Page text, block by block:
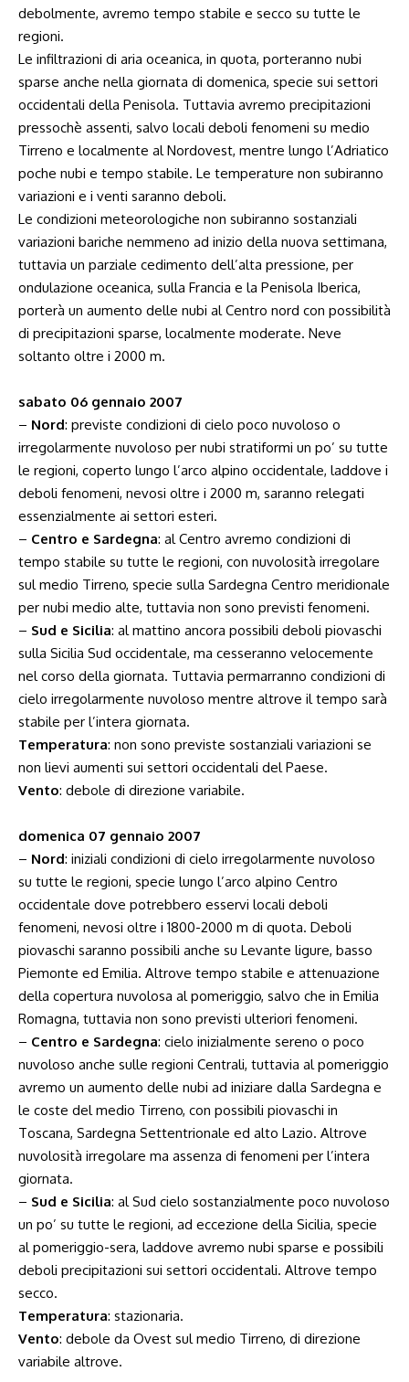
debolmente, avremo tempo stabile e secco su tutte le
regioni.
Le infiltrazioni di aria oceanica, in quota, porteranno nubi
sparse anche nella giornata di domenica, specie sui settori
occidentali della Penisola. Tuttavia avremo precipitazioni
pressochè assenti, salvo locali deboli fenomeni su medio
Tirreno e localmente al Nordovest, mentre lungo l’Adriatico
poche nubi e tempo stabile. Le temperature non subiranno
variazioni e i venti saranno deboli.
Le condizioni meteorologiche non subiranno sostanziali
variazioni bariche nemmeno ad inizio della nuova settimana,
tuttavia un parziale cedimento dell’alta pressione, per
ondulazione oceanica, sulla Francia e la Penisola Iberica,
porterà un aumento delle nubi al Centro nord con possibilità
di precipitazioni sparse, localmente moderate. Neve
soltanto oltre i 2000 m.
sabato 06 gennaio 2007
– Nord: previste condizioni di cielo poco nuvoloso o
irregolarmente nuvoloso per nubi stratiformi un po’ su tutte
le regioni, coperto lungo l’arco alpino occidentale, laddove i
deboli fenomeni, nevosi oltre i 2000 m, saranno relegati
essenzialmente ai settori esteri.
– Centro e Sardegna: al Centro avremo condizioni di
tempo stabile su tutte le regioni, con nuvolosità irregolare
sul medio Tirreno, specie sulla Sardegna Centro meridionale
per nubi medio alte, tuttavia non sono previsti fenomeni.
– Sud e Sicilia: al mattino ancora possibili deboli piovaschi
sulla Sicilia Sud occidentale, ma cesseranno velocemente
nel corso della giornata. Tuttavia permarranno condizioni di
cielo irregolarmente nuvoloso mentre altrove il tempo sarà
stabile per l’intera giornata.
Temperatura: non sono previste sostanziali variazioni se
non lievi aumenti sui settori occidentali del Paese.
Vento: debole di direzione variabile.
domenica 07 gennaio 2007
– Nord: iniziali condizioni di cielo irregolarmente nuvoloso
su tutte le regioni, specie lungo l’arco alpino Centro
occidentale dove potrebbero esservi locali deboli
fenomeni, nevosi oltre i 1800-2000 m di quota. Deboli
piovaschi saranno possibili anche su Levante ligure, basso
Piemonte ed Emilia. Altrove tempo stabile e attenuazione
della copertura nuvolosa al pomeriggio, salvo che in Emilia
Romagna, tuttavia non sono previsti ulteriori fenomeni.
– Centro e Sardegna: cielo inizialmente sereno o poco
nuvoloso anche sulle regioni Centrali, tuttavia al pomeriggio
avremo un aumento delle nubi ad iniziare dalla Sardegna e
le coste del medio Tirreno, con possibili piovaschi in
Toscana, Sardegna Settentrionale ed alto Lazio. Altrove
nuvolosità irregolare ma assenza di fenomeni per l’intera
giornata.
– Sud e Sicilia: al Sud cielo sostanzialmente poco nuvoloso
un po’ su tutte le regioni, ad eccezione della Sicilia, specie
al pomeriggio-sera, laddove avremo nubi sparse e possibili
deboli precipitazioni sui settori occidentali. Altrove tempo
secco.
Temperatura: stazionaria.
Vento: debole da Ovest sul medio Tirreno, di direzione
variabile altrove.